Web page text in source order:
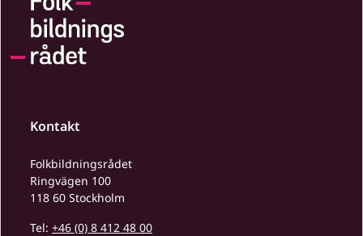
Kontakt
Folkbildningsrådet
Ringvägen 100
118 60 Stockholm
Tel: +46 (0) 8 412 48 00